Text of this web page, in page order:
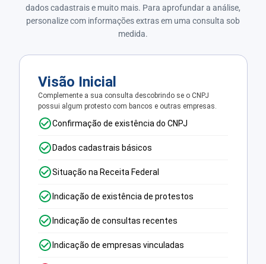
dados cadastrais e muito mais. Para aprofundar a análise,
personalize com informações extras em uma consulta sob
medida.
Visão Inicial
Complemente a sua consulta descobrindo se o CNPJ
possui algum protesto com bancos e outras empresas.
Confirmação de existência do CNPJ
Dados cadastrais básicos
Situação na Receita Federal
Indicação de existência de protestos
Indicação de consultas recentes
Indicação de empresas vinculadas